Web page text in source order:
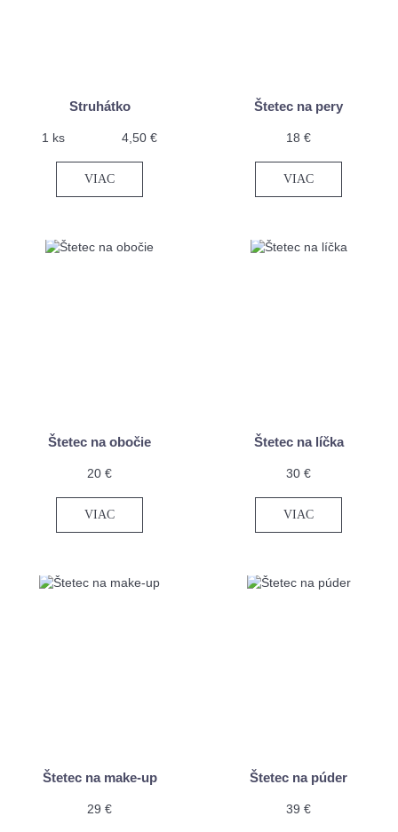
Struhátko
1 ks 4,50 €
VIAC
Štetec na pery
18 €
VIAC
Štetec na obočie
20 €
VIAC
Štetec na líčka
30 €
VIAC
Štetec na make-up
29 €
Štetec na púder
39 €